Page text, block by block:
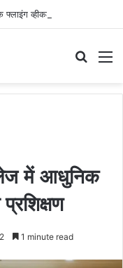
में आधुनिक
1 minute read